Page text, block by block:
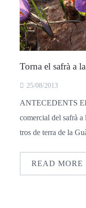
Torna el safrà a
25/08/2013
ANTECEDENTS El
comercial del safrà
tros de terra de la
READ MORE